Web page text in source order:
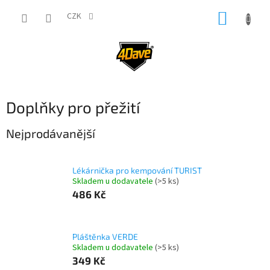
CZK
Doplňky pro přežití
Nejprodávanější
Lékárnička pro kempování TURIST
Skladem u dodavatele (>5 ks)
486 Kč
Pláštěnka VERDE
Skladem u dodavatele (>5 ks)
349 Kč